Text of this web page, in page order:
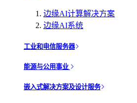
边缘AI计算解决方案
边缘AI系统
工业和电信服务器
能源与公用事业
嵌入式解决方案及设计服务